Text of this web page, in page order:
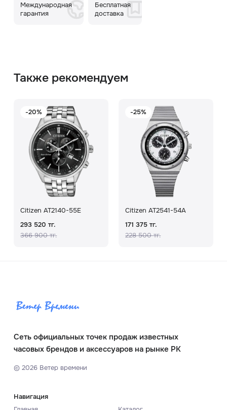
Международная
гарантия
Бесплатная
доставка
Также рекомендуем
-20%
Citizen AT2140-55E
293 520 тг.
366 900 тг.
-25%
Citizen AT2541-54A
171 375 тг.
228 500 тг.
Сеть официальных точек продаж известных
часовых брендов и аксессуаров на рынке РК
© 2026Ветер времени
Навигация